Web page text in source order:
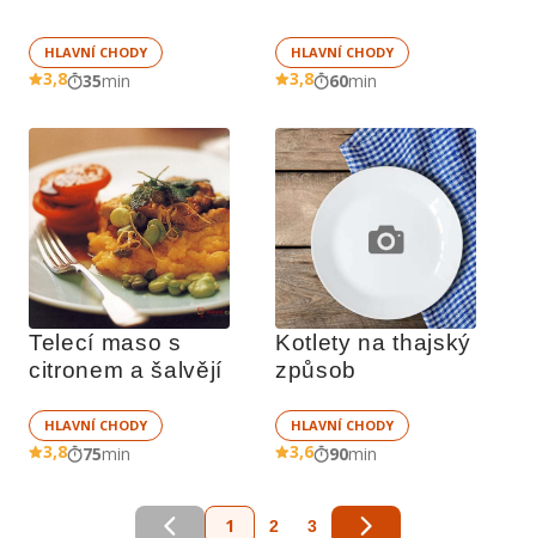
HLAVNÍ CHODY
3,8 35min
HLAVNÍ CHODY
3,8 60min
Telecí maso s
citronem a šalvějí
HLAVNÍ CHODY
3,8 75min
Kotlety na thajský
způsob
HLAVNÍ CHODY
3,6 90min
1 2 3